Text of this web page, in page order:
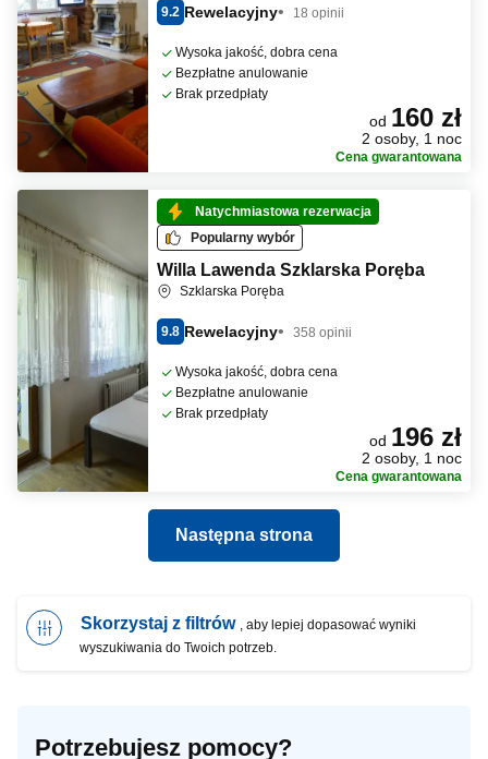
9.2 Rewelacyjny 18 opinii
Wysoka jakość, dobra cena
Bezpłatne anulowanie
Brak przedpłaty
od 160 zł
2 osoby, 1 noc
Cena gwarantowana
Natychmiastowa rezerwacja
Popularny wybór
Willa Lawenda Szklarska Poręba
Szklarska Poręba
9.8 Rewelacyjny 358 opinii
Wysoka jakość, dobra cena
Bezpłatne anulowanie
Brak przedpłaty
od 196 zł
2 osoby, 1 noc
Cena gwarantowana
Następna strona
Skorzystaj z filtrów , aby lepiej dopasować wyniki
wyszukiwania do Twoich potrzeb.
Potrzebujesz pomocy?